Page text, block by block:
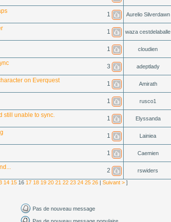
1 Aurelio Silverdawn
1 waza cestdelaballe
1 cloudien
3 adeptlady
on Everquest 1 Amirath
1 rusco1
still unable to sync. 1 Elyssanda
1 Lainiea
1 Caemien
2 rswiders
14 15 16 17 18 19 20 21 22 23 24 25 26 | Suivant > ]
Pas de nouveau message